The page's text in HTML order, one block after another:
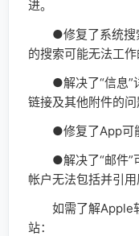
进。
●修复了系统搜索
的搜索可能无法工
●解决了“信息”详
链接及其他附件的
●修复了App可能
●解决了“邮件”
帐户无法包括并引
如需了解Apple软
站：